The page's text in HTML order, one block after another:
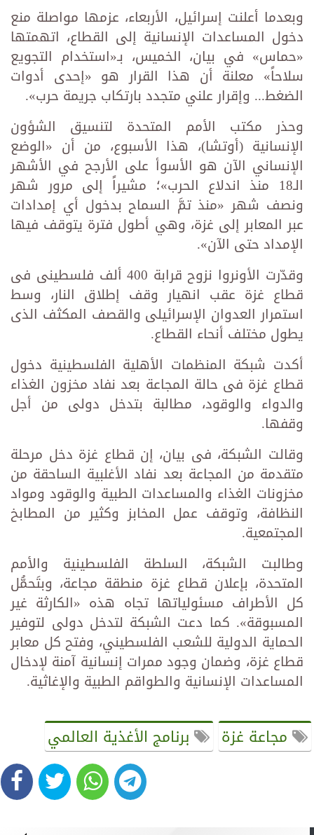
وبعدما أعلنت إسرائيل، الأربعاء، عزمها مواصلة منع
دخول المساعدات الإنسانية إلى القطاع، اتهمتها
«حماس» في بيان، الخميس، بـ«استخدام التجويع
سلاحاً» معلنة أن هذا القرار هو «إحدى أدوات
الضغط... وإقرار علني متجدد بارتكاب جريمة حرب».
وحذر مكتب الأمم المتحدة لتنسيق الشؤون
الإنسانية (أوتشا)، هذا الأسبوع، من أن «الوضع
الإنساني الآن هو الأسوأ على الأرجح في الأشهر
الـ18 منذ اندلاع الحرب»؛ مشيراً إلى مرور شهر
ونصف شهر «منذ تمَّ السماح بدخول أي إمدادات
عبر المعابر إلى غزة، وهي أطول فترة يتوقف فيها
الإمداد حتى الآن».
وقدّرت الأونروا نزوح قرابة 400 ألف فلسطينى فى
قطاع غزة عقب انهيار وقف إطلاق النار، وسط
استمرار العدوان الإسرائيلى والقصف المكثف الذى
يطول مختلف أنحاء القطاع.
أكدت شبكة المنظمات الأهلية الفلسطينية دخول
قطاع غزة فى حالة المجاعة بعد نفاد مخزون الغذاء
والدواء والوقود، مطالبة بتدخل دولى من أجل
وقفها.
وقالت الشبكة، فى بيان، إن قطاع غزة دخل مرحلة
متقدمة من المجاعة بعد نفاد الأغلبية الساحقة من
مخزونات الغذاء والمساعدات الطبية والوقود ومواد
النظافة، وتوقف عمل المخابز وكثير من المطابخ
المجتمعية.
وطالبت الشبكة، السلطة الفلسطينية والأمم
المتحدة، بإعلان قطاع غزة منطقة مجاعة، وبتَحمُّل
كل الأطراف مسئولياتها تجاه هذه «الكارثة غير
المسبوقة». كما دعت الشبكة لتدخل دولى لتوفير
الحماية الدولية للشعب الفلسطيني، وفتح كل معابر
قطاع غزة، وضمان وجود ممرات إنسانية آمنة لإدخال
المساعدات الإنسانية والطواقم الطبية والإغاثية.
مجاعة غزة برنامج الأغذية العالمي